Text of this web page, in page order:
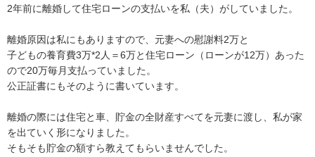
2年前に離婚して住宅ローンの支払いを私（夫）がしていました。
離婚原因は私にもありますので、元妻への慰謝料2万と
子どもの養育費3万*2人＝6万と住宅ローン（ローンが12万）あった
ので20万毎月支払っていました。
公正証書にもそのように書いています。
離婚の際には住宅と車、貯金の全財産すべてを元妻に渡し、私が家
を出ていく形になりました。
そもそも貯金の額すら教えてもらいませんでした。